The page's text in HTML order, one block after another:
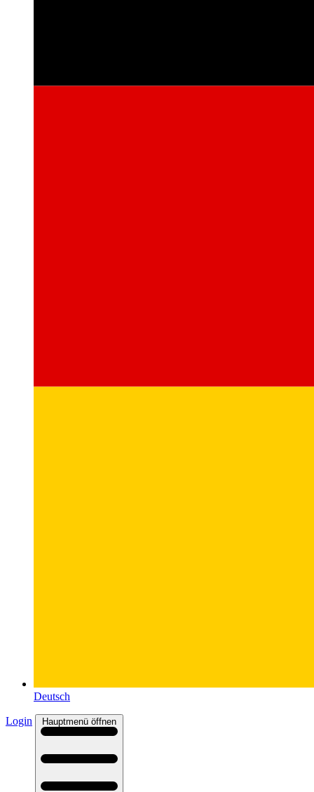
Deutsch
Login Hauptmenü öffnen